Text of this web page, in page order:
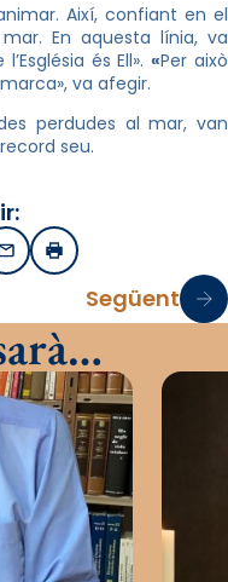
Així, confiant en el
En aquesta línia, va
és Ell».«Per això
va afegir.
perdudes al mar, van
seu.
EmailImprimir
Següent